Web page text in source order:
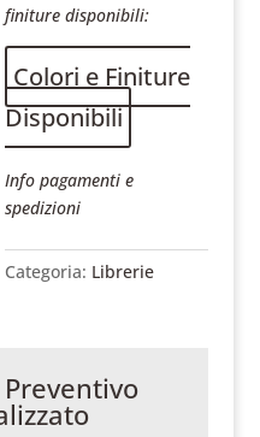
finiture disponibili:
Colori e Finiture
Disponibili
Info pagamenti e
spedizioni
Categoria: Librerie